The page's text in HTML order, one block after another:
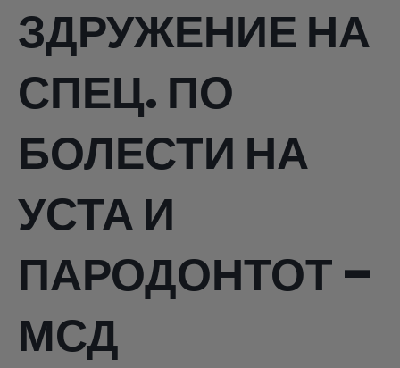
ЗДРУЖЕНИЕ НА
СПЕЦ. ПО
БОЛЕСТИ НА
УСТА И
ПАРОДОНТОТ –
МСД